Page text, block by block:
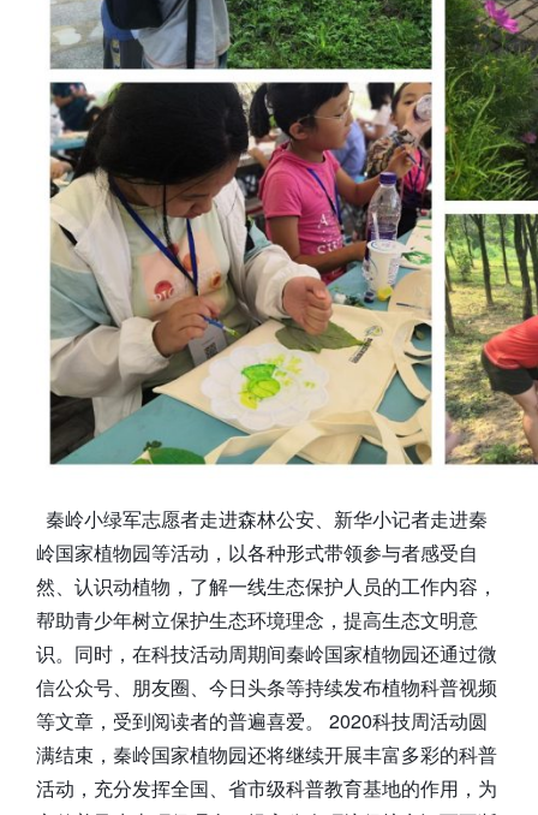
秦岭小绿军志愿者走进森林公安、新华小记者走进秦
岭国家植物园等活动，以各种形式带领参与者感受自
然、认识动植物，了解一线生态保护人员的工作内容，
帮助青少年树立保护生态环境理念，提高生态文明意
识。同时，在科技活动周期间秦岭国家植物园还通过微
信公众号、朋友圈、今日头条等持续发布植物科普视频
等文章，受到阅读者的普遍喜爱。 2020科技周活动圆
满结束，秦岭国家植物园还将继续开展丰富多彩的科普
活动，充分发挥全国、省市级科普教育基地的作用，为